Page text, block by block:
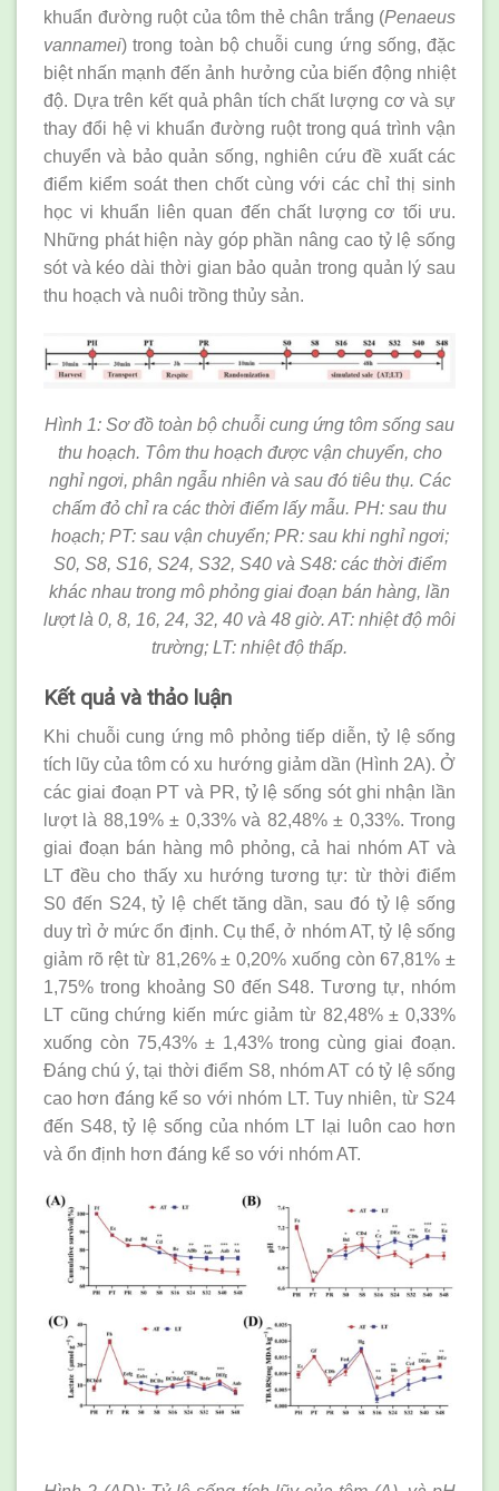
khuẩn đường ruột của tôm thẻ chân trắng (Penaeus
vannamei) trong toàn bộ chuỗi cung ứng sống, đặc
biệt nhấn mạnh đến ảnh hưởng của biến động nhiệt
độ. Dựa trên kết quả phân tích chất lượng cơ và sự
thay đổi hệ vi khuẩn đường ruột trong quá trình vận
chuyển và bảo quản sống, nghiên cứu đề xuất các
điểm kiểm soát then chốt cùng với các chỉ thị sinh
học vi khuẩn liên quan đến chất lượng cơ tối ưu.
Những phát hiện này góp phần nâng cao tỷ lệ sống
sót và kéo dài thời gian bảo quản trong quản lý sau
thu hoạch và nuôi trồng thủy sản.
Hình 1: Sơ đồ toàn bộ chuỗi cung ứng tôm sống sau
thu hoạch. Tôm thu hoạch được vận chuyển, cho
nghỉ ngơi, phân ngẫu nhiên và sau đó tiêu thụ. Các
chấm đỏ chỉ ra các thời điểm lấy mẫu. PH: sau thu
hoạch; PT: sau vận chuyển; PR: sau khi nghỉ ngơi;
S0, S8, S16, S24, S32, S40 và S48: các thời điểm
khác nhau trong mô phỏng giai đoạn bán hàng, lần
lượt là 0, 8, 16, 24, 32, 40 và 48 giờ. AT: nhiệt độ môi
trường; LT: nhiệt độ thấp.
Kết quả và thảo luận
Khi chuỗi cung ứng mô phỏng tiếp diễn, tỷ lệ sống
tích lũy của tôm có xu hướng giảm dần (Hình 2A). Ở
các giai đoạn PT và PR, tỷ lệ sống sót ghi nhận lần
lượt là 88,19% ± 0,33% và 82,48% ± 0,33%. Trong
giai đoạn bán hàng mô phỏng, cả hai nhóm AT và
LT đều cho thấy xu hướng tương tự: từ thời điểm
S0 đến S24, tỷ lệ chết tăng dần, sau đó tỷ lệ sống
duy trì ở mức ổn định. Cụ thể, ở nhóm AT, tỷ lệ sống
giảm rõ rệt từ 81,26% ± 0,20% xuống còn 67,81% ±
1,75% trong khoảng S0 đến S48. Tương tự, nhóm
LT cũng chứng kiến mức giảm từ 82,48% ± 0,33%
xuống còn 75,43% ± 1,43% trong cùng giai đoạn.
Đáng chú ý, tại thời điểm S8, nhóm AT có tỷ lệ sống
cao hơn đáng kể so với nhóm LT. Tuy nhiên, từ S24
đến S48, tỷ lệ sống của nhóm LT lại luôn cao hơn
và ổn định hơn đáng kể so với nhóm AT.